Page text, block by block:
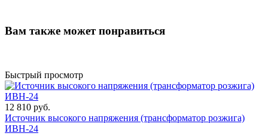
Вам также может понравиться
Быстрый просмотр
12 810 руб.
Источник высокого напряжения (трансформатор розжига)
ИВН-24